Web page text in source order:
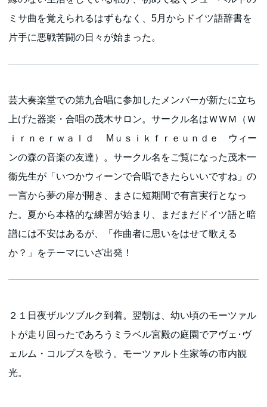
ミサ曲を覚えられるはずもなく、5月からドイツ語辞書を
片手に悪戦苦闘の日々が始まった。
芸大奏楽堂での第九合唱に参加したメンバーが新たに立ち
上げた器楽・合唱の茂木サロン。サークル名はＷＷＭ（Ｗ
ｉｒｎｅｒｗａｌｄ Mｕｓｉｋｆｒｅｕｎｄｅ ウィー
ンの森の音楽の友達）。サークル名をご覧になった茂木一
衞先生が「いつかウィーンで合唱できたらいいですね」の
一言から夢の扉が開き、まさに短期間で有言実行となっ
た。夏から本格的な練習が始まり、まだまだドイツ語と暗
譜には不安はあるが、「作曲者に思いをはせて歌える
か？」をテーマにいざ出発！
２１日夜ザルツブルク到着。翌朝は、幼い頃のモーツァル
トが走り回ったであろうミラベル宮殿の庭園でアヴェ･ヴ
ェルム・コルプスを歌う。モーツァルト生家等の市内観
光。